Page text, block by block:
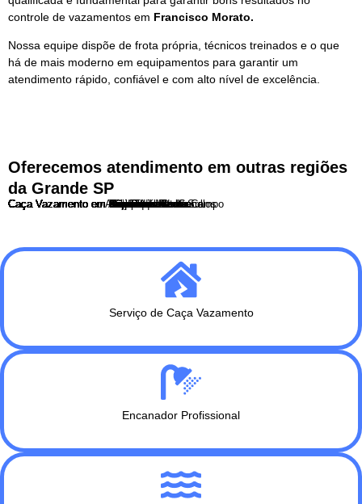
controle de vazamentos em Francisco Morato.
Nossa equipe dispõe de frota própria, técnicos treinados e o que
há de mais moderno em equipamentos para garantir um
atendimento rápido, confiável e com alto nível de excelência.
Oferecemos atendimento em outras regiões
da Grande SP
Caça Vazamento no Abc
Caça Vazamento em Arujá
Caça Vazamento em Barueri
Caça Vazamento em Caieiras
Caça Vazamento em Cajamar
Caça Vazamento em Carapicuíba
Caça Vazamento em Cotia
Caça Vazamento em Diadema
Caça Vazamento em Embu das Artes
Caça Vazamento em Ferraz de Vasconcelos
Caça Vazamento em Francisco Morato
Caça Vazamento em Franco da Rocha
Caça Vazamento em Guarulhos
Caça Vazamento em Itapecerica da Serra
Caça Vazamento em Itapevi
Caça Vazamento em Itaquaquecetuba
Caça Vazamento em Jandira
Caça Vazamento em Mauá
Caça Vazamento em Osasco
Caça Vazamento em Santo André
Caça Vazamento em São Bernardo do Campo
Caça Vazamento em São Caetano do Sul
Caça Vazamento em São Paulo
Caça Vazamento em São Roque
Caça Vazamento em Taboão da Serra
Serviço de Caça Vazamento
Encanador Profissional